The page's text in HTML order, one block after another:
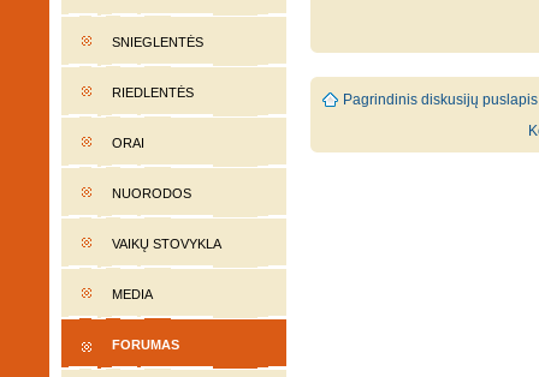
SNIEGLENTĖS
RIEDLENTĖS
ORAI
NUORODOS
VAIKŲ STOVYKLA
MEDIA
FORUMAS
Pagrindinis diskusijų puslapis